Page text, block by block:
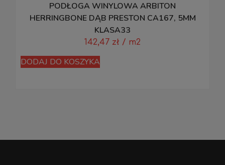
PODŁOGA WINYLOWA ARBITON
HERRINGBONE DĄB PRESTON CA167, 5MM
KLASA33
142,47 zł / m2
DODAJ DO KOSZYKA